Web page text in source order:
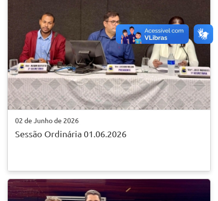
02 de Junho de 2026
Sessão Ordinária 01.06.2026